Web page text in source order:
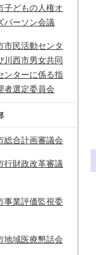
子どもの人権オ
パーソン会議
市民活動センタ
川西市男女共同
ンターに係る指
者選定委員会
総合計画審議会
行財政改革審議
事業評価監視委
地域医療懇話会